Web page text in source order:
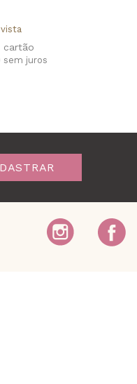
sem juros